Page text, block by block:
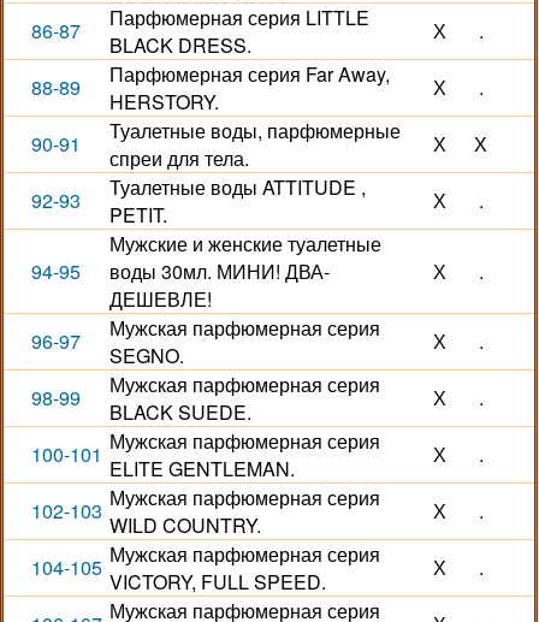
86-87
Парфюмерная серия LITTLE
BLACK DRESS.
Х .
88-89
Парфюмерная серия Far Away,
HERSTORY.
Х .
90-91
Туалетные воды, парфюмерные
спреи для тела.
Х Х
92-93
Туалетные воды ATTITUDE ,
PETIT.
Х .
94-95
Мужские и женские туалетные
воды 30мл. МИНИ! ДВА-
ДЕШЕВЛЕ!
Х .
96-97
Мужская парфюмерная серия
SEGNO.
Х .
98-99
Мужская парфюмерная серия
BLACK SUEDE.
Х .
100-101 Мужская парфюмерная серия
ELITE GENTLEMAN.
Х .
102-103 Мужская парфюмерная серия
WILD COUNTRY.
Х .
104-105 Мужская парфюмерная серия
VICTORY, FULL SPEED.
Х .
Мужская парфюмерная серия